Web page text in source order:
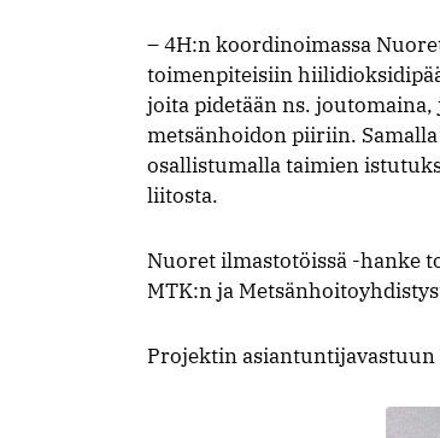
– 4H:n koordinoimassa
toimenpiteisiin
joita pidetään ns.
metsänhoidon piiriin.
osallistumalla taimien
liitosta.
Nuoret ilmastotöissä -hanke
MTK:n ja
Projektin